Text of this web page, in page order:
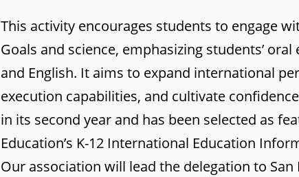
This activity encourages students to engage
Goals and science, emphasizing students’
and English. It aims to expand international
execution capabilities, and cultivate
in its second year and has been selected as
Education’s K-12 International Education
Our association will lead the delegation to